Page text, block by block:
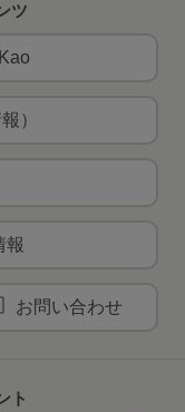
ツ
）
報
お問い合わせ
ト